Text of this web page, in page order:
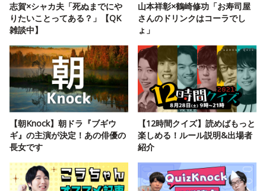
志賀×シャカ夫「死ぬまでにや
りたいことってある？」【QK
雑談中】
山本祥彰×鶴崎修功「お寿司屋
さんのドリンクはコーラでし
ょ」
【朝Knock】朝ドラ『ブギウ
ギ』の主演が決定！あの俳優の
長女です
【12時間クイズ】読めばもっと
楽しめる！ルール説明&出場者
紹介